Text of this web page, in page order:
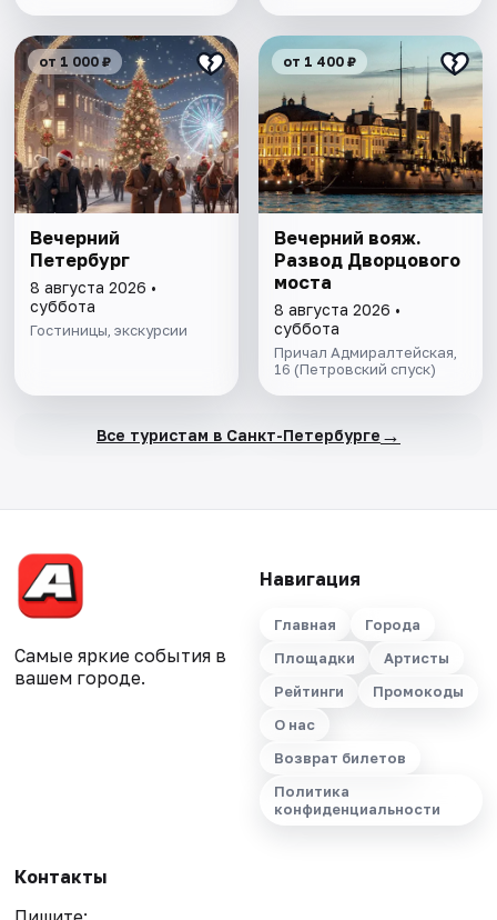
от 1 000 ₽
Вечерний
Петербург
8 августа 2026 •
суббота
Гостиницы, экскурсии
от 1 400 ₽
Вечерний вояж.
Развод Дворцового
моста
8 августа 2026 •
суббота
Причал Адмиралтейская,
16 (Петровский спуск)
Все туристам в Санкт-Петербурге →
Самые яркие события в
вашем городе.
Навигация
Главная
Города
Площадки
Артисты
Рейтинги
Промокоды
О нас
Возврат билетов
Политика
конфиденциальности
Контакты